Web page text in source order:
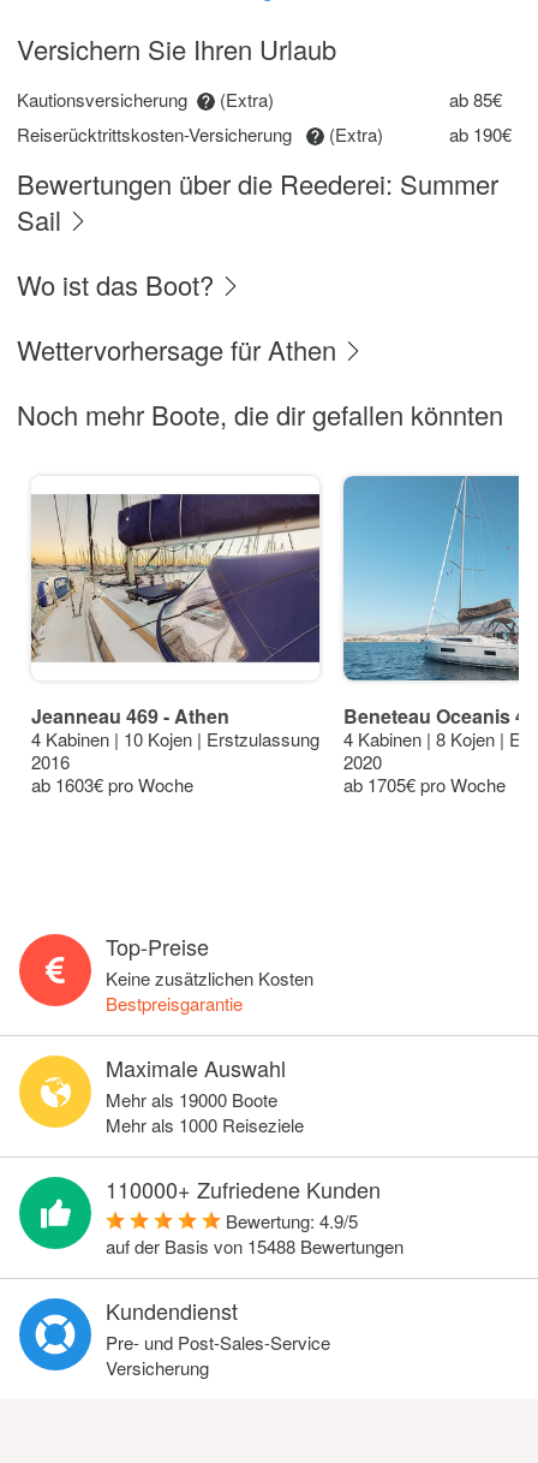
Versichern Sie Ihren Urlaub
Kautionsversicherung (Extra)
ab 85€
Reiserücktrittskosten-Versicherung
(Extra) ab 190€
Bewertungen über die Reederei: Summer
Sail
Wo ist das Boot?
Wettervorhersage für Athen
Noch mehr Boote, die dir gefallen könnten
Jeanneau 469 - Athen
4 Kabinen | 10 Kojen | Erstzulassung
2016
ab 1603€ pro Woche
Beneteau Oceanis
4 Kabinen | 8 Kojen |
2020
ab 1705€ pro Woche
Top-Preise
Keine zusätzlichen Kosten
Bestpreisgarantie
Maximale Auswahl
Mehr als 19000 Boote
Mehr als 1000 Reiseziele
110000+ Zufriedene Kunden
Bewertung: 4.9/5
auf der Basis von 15488 Bewertungen
Kundendienst
Pre- und Post-Sales-Service
Versicherung